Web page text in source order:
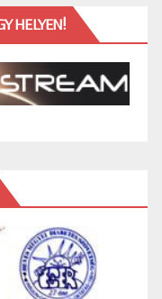
HELYEN!